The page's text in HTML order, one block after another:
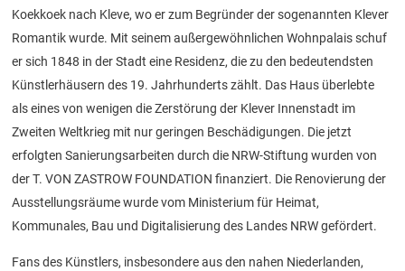
Koekkoek nach Kleve, wo er zum Begründer der sogenannten Klever
Romantik wurde. Mit seinem außergewöhnlichen Wohnpalais schuf
er sich 1848 in der Stadt eine Residenz, die zu den bedeutendsten
Künstlerhäusern des 19. Jahrhunderts zählt. Das Haus überlebte
als eines von wenigen die Zerstörung der Klever Innenstadt im
Zweiten Weltkrieg mit nur geringen Beschädigungen. Die jetzt
erfolgten Sanierungsarbeiten durch die NRW-Stiftung wurden von
der T. VON ZASTROW FOUNDATION finanziert. Die Renovierung der
Ausstellungsräume wurde vom Ministerium für Heimat,
Kommunales, Bau und Digitalisierung des Landes NRW gefördert.
Fans des Künstlers, insbesondere aus den nahen Niederlanden,